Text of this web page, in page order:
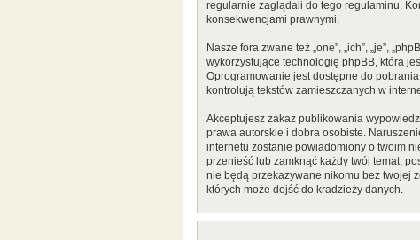
regularnie zaglądali do tego regulaminu.
konsekwencjami prawnymi.
Nasze fora zwane też „one”, „ich”, „je”,
wykorzystujące technologię phpBB, która
Oprogramowanie jest dostępne do
kontrolują tekstów zamieszczanych w
Akceptujesz zakaz publikowania
prawa autorskie i dobra osobiste.
internetu zostanie powiadomiony o twoim
przenieść lub zamknąć każdy twój temat,
nie będą przekazywane nikomu bez twojej
których może dojść do kradzieży danych.